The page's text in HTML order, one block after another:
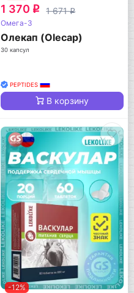
1 370 q 1 671q
Омега-3
Олекап (Olecap)
30 капсул
PEPTIDES
В корзину
-12%